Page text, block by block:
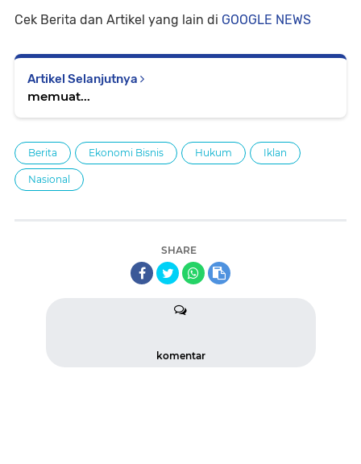
Cek Berita dan Artikel yang lain di GOOGLE NEWS
Artikel Selanjutnya
memuat...
Berita Ekonomi Bisnis Hukum Iklan
Nasional
SHARE
komentar